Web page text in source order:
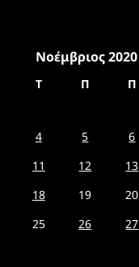
Νοέμβριος 2020
Τ Π Π
4 5 6
11 12 13
18 19 20
25 26 27